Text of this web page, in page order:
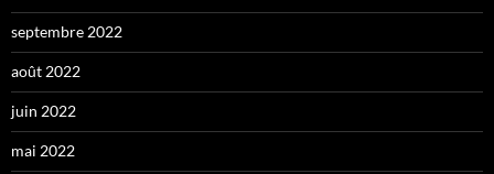
septembre 2022
août 2022
juin 2022
mai 2022